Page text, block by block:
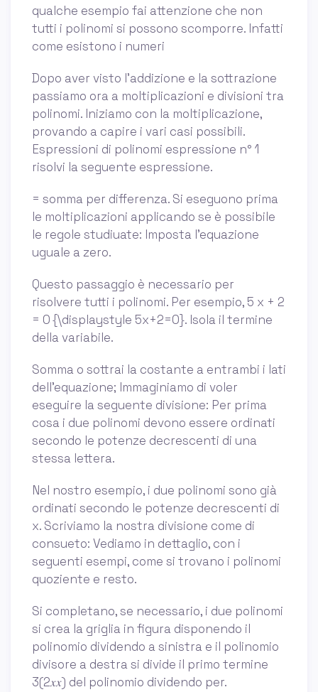
qualche esempio fai attenzione che non
tutti i polinomi si possono scomporre. Infatti
come esistono i numeri
Dopo aver visto l'addizione e la sottrazione
passiamo ora a moltiplicazioni e divisioni tra
polinomi. Iniziamo con la moltiplicazione,
provando a capire i vari casi possibili.
Espressioni di polinomi espressione n° 1
risolvi la seguente espressione.
= somma per differenza. Si eseguono prima
le moltiplicazioni applicando se è possibile
le regole studiuate: Imposta l'equazione
uguale a zero.
Questo passaggio è necessario per
risolvere tutti i polinomi. Per esempio, 5 x + 2
= 0 {\displaystyle 5x+2=0}. Isola il termine
della variabile.
Somma o sottrai la costante a entrambi i lati
dell'equazione; Immaginiamo di voler
eseguire la seguente divisione: Per prima
cosa i due polinomi devono essere ordinati
secondo le potenze decrescenti di una
stessa lettera.
Nel nostro esempio, i due polinomi sono già
ordinati secondo le potenze decrescenti di
x. Scriviamo la nostra divisione come di
consueto: Vediamo in dettaglio, con i
seguenti esempi, come si trovano i polinomi
quoziente e resto.
Si completano, se necessario, i due polinomi
si crea la griglia in figura disponendo il
polinomio dividendo a sinistra e il polinomio
divisore a destra si divide il primo termine
3(2𝑥𝑥) del polinomio dividendo per.